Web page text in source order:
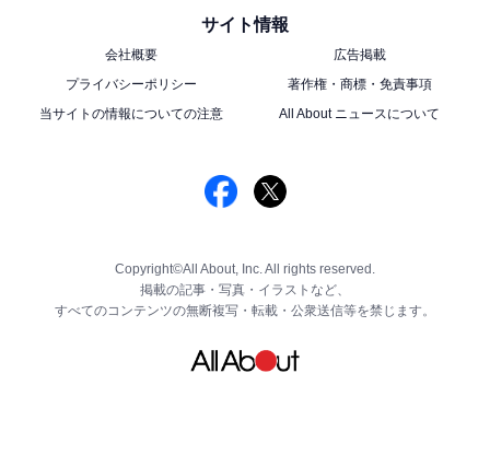
サイト情報
会社概要
広告掲載
プライバシーポリシー
著作権・商標・免責事項
当サイトの情報についての注意
All About ニュースについて
Copyright©All About, Inc. All rights reserved.
掲載の記事・写真・イラストなど、
すべてのコンテンツの無断複写・転載・公衆送信等を禁じます。